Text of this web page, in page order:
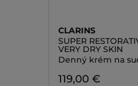
CLARINS
SUPER
VERY DRY SKIN
Denný krém na
119,00 €